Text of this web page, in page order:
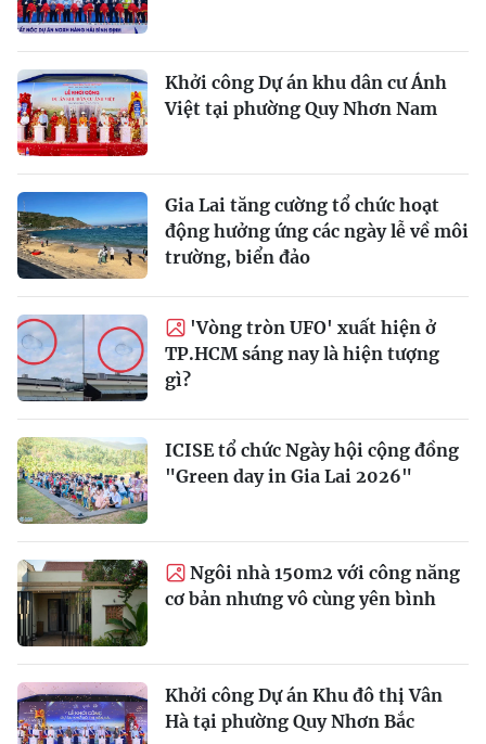
Khởi công Dự án khu dân cư Ánh
Việt tại phường Quy Nhơn Nam
Gia Lai tăng cường tổ chức hoạt
động hưởng ứng các ngày lễ về môi
trường, biển đảo
'Vòng tròn UFO' xuất hiện ở
TP.HCM sáng nay là hiện tượng
gì?
ICISE tổ chức Ngày hội cộng đồng
"Green day in Gia Lai 2026"
Ngôi nhà 150m2 với công năng
cơ bản nhưng vô cùng yên bình
Khởi công Dự án Khu đô thị Vân
Hà tại phường Quy Nhơn Bắc